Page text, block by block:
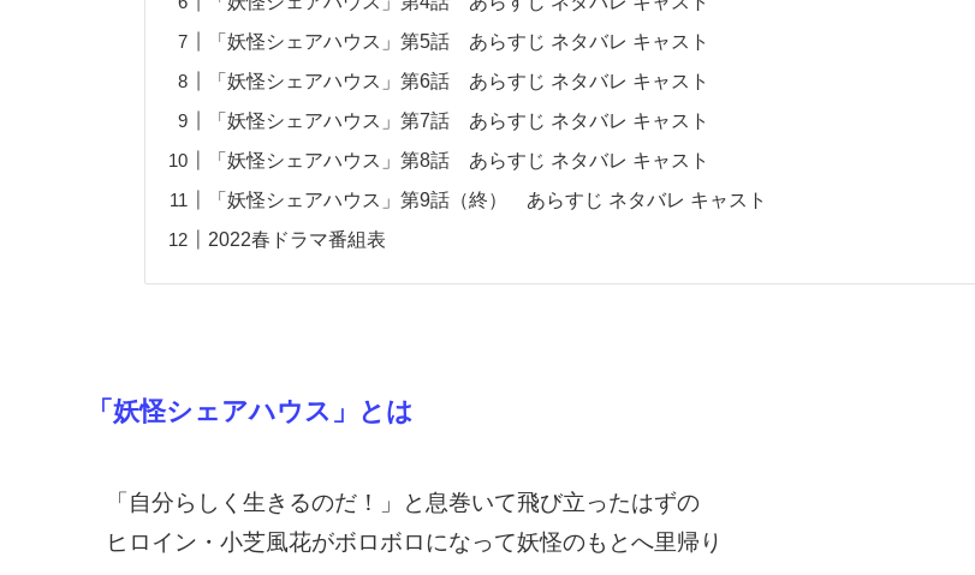
「妖怪シェアハウス」第5話 あらすじ ネタバレ キャスト
「妖怪シェアハウス」第6話 あらすじ ネタバレ キャスト
「妖怪シェアハウス」第7話 あらすじ ネタバレ キャスト
「妖怪シェアハウス」第8話 あらすじ ネタバレ キャスト
「妖怪シェアハウス」第9話（終） あらすじ ネタバレ キャスト
2022春ドラマ番組表
「妖怪シェアハウス」とは
「自分らしく生きるのだ！」と息巻いて飛び立ったはずの
ヒロイン・小芝風花がボロボロになって妖怪のもとへ里帰り